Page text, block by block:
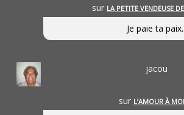
sur LA PETITE VENDEUSE
Je paie ta
jacou
sur L’AMOUR À